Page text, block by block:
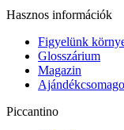
Hasznos információk
Figyelünk
Glosszárium
Magazin
Piccantino